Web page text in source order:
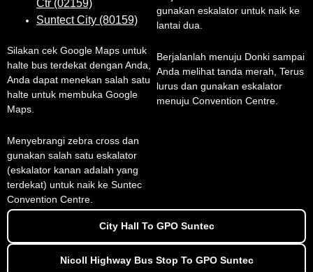
Ctr (02159)
Suntect City (80159)
Silakan cek Google Maps untuk
halte bus terdekat dengan Anda,
Anda dapat menekan salah satu
halte untuk membuka Google
Maps.
Menyebrangi zebra cross dan
gunakan salah satu eskalator
(eskalator kanan adalah yang
terdekat) untuk naik ke Suntec
Convention Centre.
gunakan eskalator untuk naik ke
lantai dua.
Berjalanlah menuju Donki sampai
Anda melihat tanda merah, Terus
lurus dan gunakan eskalator
menuju Convention Centre.
City Hall To GPO Suntec
Nicoll Highway Bus Stop To GPO Suntec